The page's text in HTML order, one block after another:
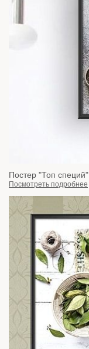
Постер "Топ специй"
Посмотреть подробнее